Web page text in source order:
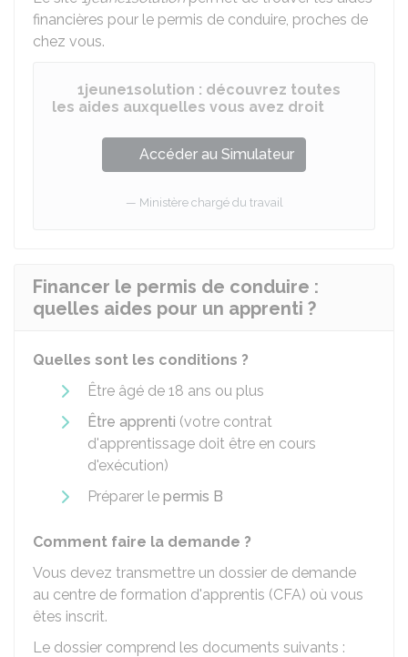
financières pour le permis de conduire, proches de
chez vous.
1jeune1solution : découvrez toutes
les aides auxquelles vous avez droit
Accéder au Simulateur
Ministère chargé du travail
Financer le permis de conduire :
quelles aides pour un apprenti ?
Quelles sont les conditions ?
Être âgé de 18 ans ou plus
Être apprenti (votre contrat
d'apprentissage doit être en cours
d'exécution)
Préparer le permis B
Comment faire la demande ?
Vous devez transmettre un dossier de demande
au centre de formation d'apprentis (CFA) où vous
êtes inscrit.
Le dossier comprend les documents suivants :